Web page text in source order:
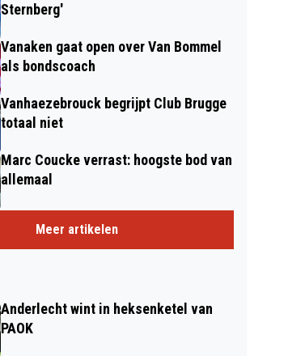
Sternberg'
Vanaken gaat open over Van Bommel
als bondscoach
Vanhaezebrouck begrijpt Club Brugge
totaal niet
Marc Coucke verrast: hoogste bod van
allemaal
Meer artikelen
Anderlecht wint in heksenketel van
PAOK